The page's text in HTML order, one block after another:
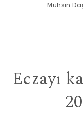
Muhsin
Allah bir,
Eczayı